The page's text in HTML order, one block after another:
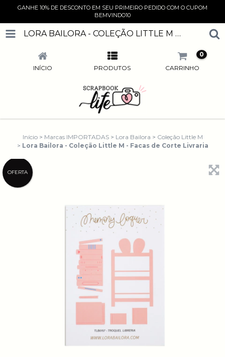
GANHE 10% DE DESCONTO EM SEU PRIMEIRO PEDIDO COM O CUPOM
BEMVINDO10
LORA BAILORA - COLEÇÃO LITTLE M - FACAS DE CORTE LIVRARIA
INÍCIO PRODUTOS CARRINHO
0
Início > Marcas IMPORTADAS > Lora Bailora > Coleção Little M
> Lora Bailora - Coleção Little M - Facas de Corte Livraria
OFERTA